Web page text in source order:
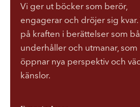
Vi ger ut böcker som berör,
engagerar och dröjer sig kvar.
på kraften i berättelser som
underhåller och utmanar, som
öppnar nya perspektiv och
känslor.